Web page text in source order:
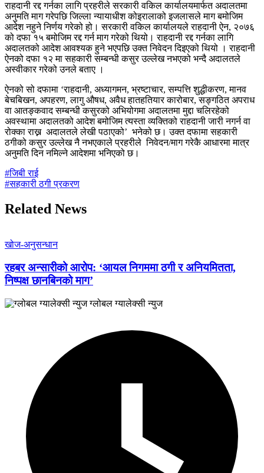
राहदानी रद्द गर्नका लागि प्रहरीले सरकारी वकिल कार्यालयमार्फत अदालतमा
अनुमति माग गरेपछि जिल्ला न्यायाधीश कोइरालाको इजलासले माग बमोजिम
आदेश नहुने निर्णय गरेको हो। सरकारी वकिल कार्यालयले राहदानी ऐन, २०७६
को दफा १५ बमोजिम रद्द गर्न माग गरेको थियो। राहदानी रद्द गर्नका लागि
अदालतको आदेश आवश्यक हुने भएपछि उक्त निवेदन दिइएको थियो । राहदानी
ऐनको दफा १२ मा सहकारी सम्बन्धी कसुर उल्लेख नभएको भन्दै अदालतले
अस्वीकार गरेको उनले बताए ।
ऐनको सो दफामा ‘राहदानी, अध्यागमन, भ्रष्टाचार, सम्पत्ति शुद्धीकरण, मानव
बेचबिखन, अपहरण, लागु औषध, अवैध हातहतियार कारोबार, सङ्गठित अपराध
वा आतङ्कवाद सम्बन्धी कसुरको अभियोगमा अदालतमा मुद्दा चलिरहेको
अवस्थामा अदालतको आदेश बमोजिम त्यस्ता व्यक्तिको राहदानी जारी नगर्न वा
रोक्का राख्न अदालतले लेखी पठाएको’ भनेको छ। उक्त दफामा सहकारी
ठगीको कसुर उल्लेख नै नभएकाले प्रहरीले निवेदन/माग गरेकै आधारमा मात्र
अनुमति दिन नमिल्ने आदेशमा भनिएको छ।
#जिबी राई
#सहकारी ठगी प्रकरण
Related News
खोज-अनुसन्धान
रहबर अन्सारीको आरोप: ‘आयल निगममा ठगी र अनियमितता,
निष्पक्ष छानबिनको माग’
ग्लोबल ग्यालेक्सी न्युज